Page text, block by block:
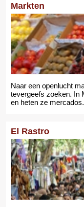
Markten
Naar een openlucht
tevergeefs zoeken. In
en heten ze mercados.
El Rastro